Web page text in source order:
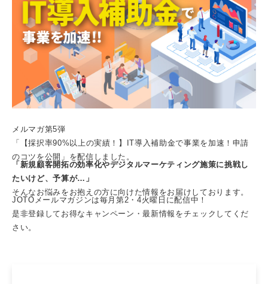
メルマガ第5弾
「【採択率90%以上の実績！】IT導入補助金で事業を加速！申請
のコツを公開」を配信しました。
「新規顧客開拓の効率化やデジタルマーケティング施策に挑戦し
たいけど、予算が…」
そんなお悩みをお抱えの方に向けた情報をお届けしております。
JOTOメールマガジンは毎月第2・4火曜日に配信中！
是非登録してお得なキャンペーン・最新情報をチェックしてくだ
さい。